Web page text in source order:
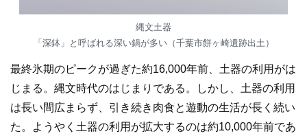
縄文土器
「深鉢」と呼ばれる深い鍋が多い（千葉市餅ヶ崎遺跡出土）
最終氷期のピークが過ぎた約16,000年前、土器の利用がは
じまる。縄文時代のはじまりである。しかし、土器の利用
は長い間広まらず、引き続き肉食と遊動の生活が長く続い
た。ようやく土器の利用が拡大するのは約10,000年前であ